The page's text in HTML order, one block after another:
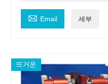
 Email 세부
뜨거운